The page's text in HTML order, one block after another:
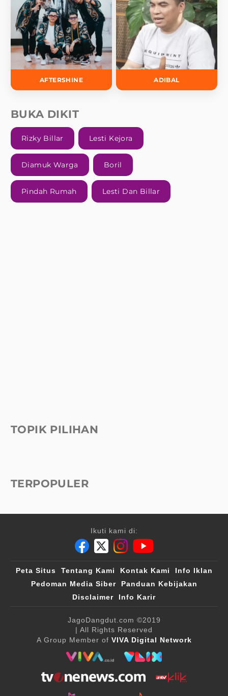
AFTERSHINE ADIBAL
BUKA DIKIT
Rizky Billar Lesti Kejora
Diamuk Warga Boril
Pindah Rumah Lesti Dan Billar
TOPIK PILIHAN
TERPOPULER
Ikuti kami di:
Peta Situs Tentang Kami Kontak Kami
Info Iklan
Pedoman Media Siber
Panduan Kebijakan
Disclaimer
Info Karir
JagoDangdut.com ©2019
| All Rights Reserved
A Group Member of VIVA Digital Network